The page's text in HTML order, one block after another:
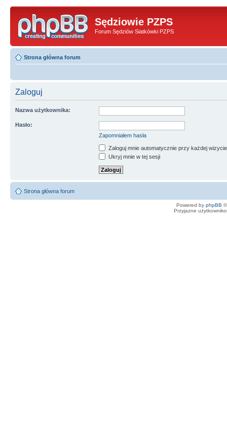
Sędziowie PZPS
Forum Sędziów Siatkówki PZPS
Strona główna forum
Zaloguj
Nazwa użytkownika:
Hasło:
Zapomniałem hasła
Zaloguj mnie automatycznie przy każdej wizycie
Ukryj mnie w tej sesji
Strona główna forum
Powered by phpBB
Przyjazne